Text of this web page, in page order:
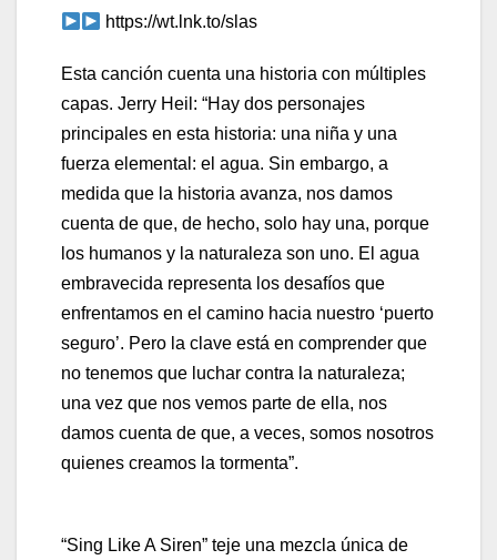
https://wt.lnk.to/slas
Esta canción cuenta una historia con múltiples
capas. Jerry Heil: “Hay dos personajes
principales en esta historia: una niña y una
fuerza elemental: el agua. Sin embargo, a
medida que la historia avanza, nos damos
cuenta de que, de hecho, solo hay una, porque
los humanos y la naturaleza son uno. El agua
embravecida representa los desafíos que
enfrentamos en el camino hacia nuestro ‘puerto
seguro’. Pero la clave está en comprender que
no tenemos que luchar contra la naturaleza;
una vez que nos vemos parte de ella, nos
damos cuenta de que, a veces, somos nosotros
quienes creamos la tormenta”.
“Sing Like A Siren” teje una mezcla única de